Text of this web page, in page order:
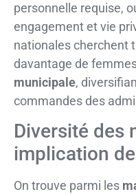
personnelle requise,
engagement et vie
nationales cherchent
davantage de
municipale,
commandes des
Diversité des
implication
On trouve parmi les